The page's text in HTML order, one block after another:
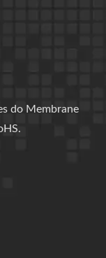
do Membrane